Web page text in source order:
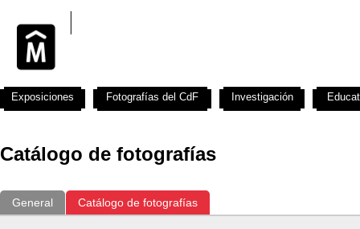
Catálogo de fotografías
General Catálogo de fotografías
Exposiciones Fotografías del CdF Investigación